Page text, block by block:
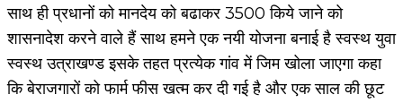
साथ ही प्रधानों को मानदेय को बढाकर 3500 किये जाने को
शासनादेश करने वाले हैं साथ हमने एक नयी योजना बनाई है स्वस्थ युवा
स्वस्थ उत्राखण्ड इसके तहत प्रत्येक गांव में जिम खोला जाएगा कहा
कि बेराजगारों को फार्म फीस खत्म कर दी गई है और एक साल की छूट